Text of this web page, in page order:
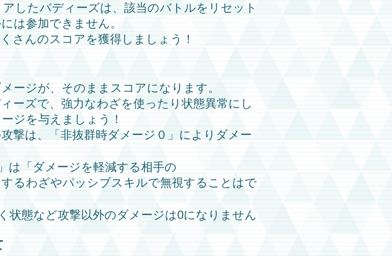
したバディーズは、該当のバトルをリセット
は参加できません。
さんのスコアを獲得しましょう！
ージが、そのままスコアになります。
ーズで、強力なわざを使ったり状態異常にし
ジを与えましょう！
撃は、「非抜群時ダメージ０」によりダメー
は「ダメージを軽減する相手の
るわざやパッシブスキルで無視することはで
状態など攻撃以外のダメージは0になりません